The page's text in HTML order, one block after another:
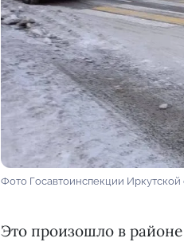
Фото Госавтоинспекции Иркутской
Это произошло в